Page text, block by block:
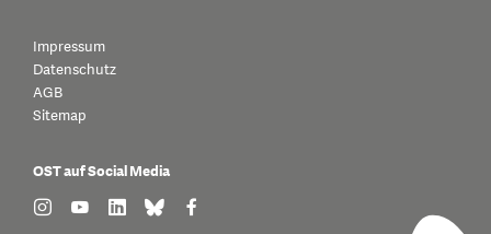
Impressum
Datenschutz
AGB
Sitemap
OST auf Social Media
find us on: instagram
find us on: youtube
find us on: linkedin
find us on: bluesky
find us on: facebook